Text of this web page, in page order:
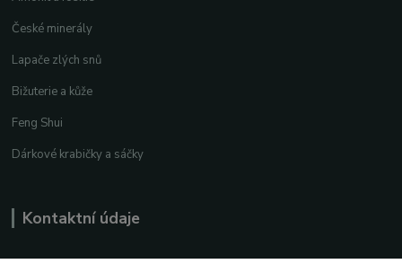
České minerály
Lapače zlých snů
Bižuterie a kůže
Feng Shui
Dárkové krabičky a sáčky
Kontaktní údaje